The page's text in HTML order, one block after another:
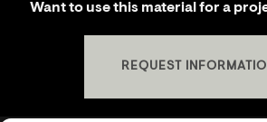
Want to use this material for a
REQUEST